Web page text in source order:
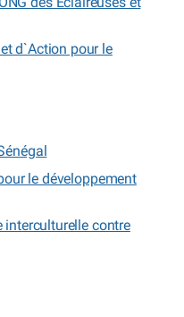
d`Action pour le
le développement
interculturelle contre